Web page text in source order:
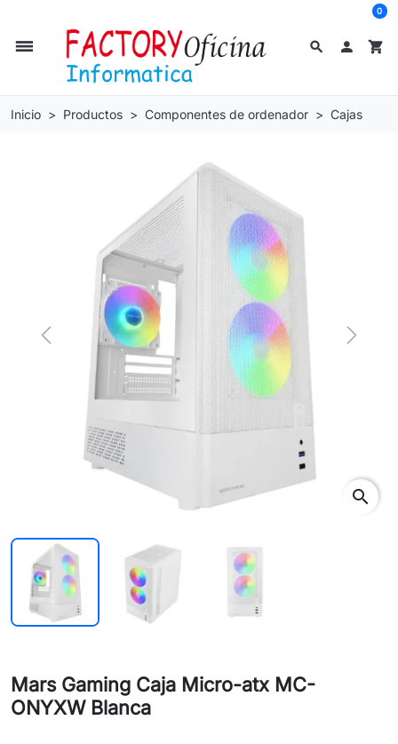
search
dehaze  shopping_cart
0
Inicio Productos Componentes de ordenador Cajas
Previous Next
search
Mars Gaming Caja Micro-atx MC-
ONYXW Blanca